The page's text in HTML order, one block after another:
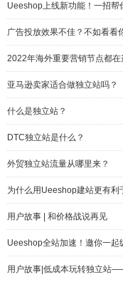
Ueeshop上线新功能！一招
广告投放效果不佳？不如看看
2022年海外重要营销节点都在
亚马逊卖家适合做独立站吗？
什么是独立站？
DTC独立站是什么？
外贸独立站流量从哪里来？
为什么用Ueeshop建站更有利
用户故事 | 和价格战说再见
Ueeshop全站加速！邀你一起
用户故事|低成本玩转独立站